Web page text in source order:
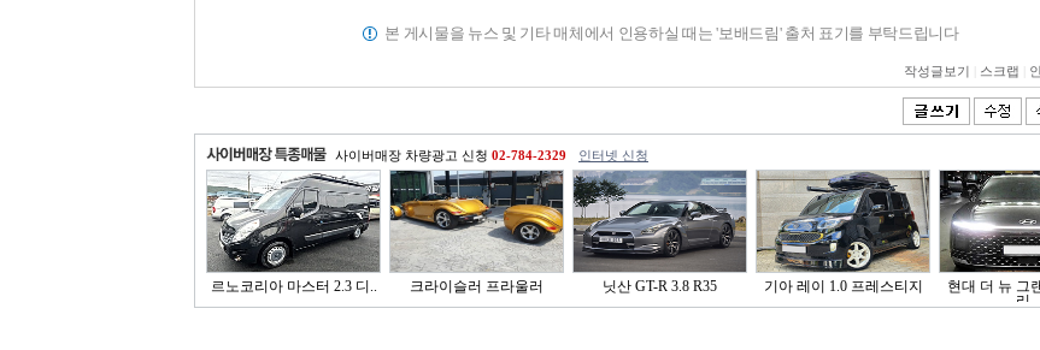
본 게시물을 뉴스 및 기타 매체에서 인용하실 때는 '보배드림' 출처 표기를 부탁드립니다
작성글보기 스크랩
사이버매장 차량광고 신청 02-784-2329 인터넷 신청
르노코리아 마스터 2.3 디.. 크라이슬러 프라울러 닛산 GT-R 3.8 R35 기아 레이 1.0 프레스티지
현대 더 뉴 그
리..